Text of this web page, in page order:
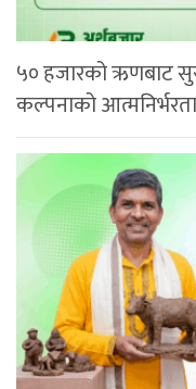
५० हजारको ऋणबाट
कल्पनाको